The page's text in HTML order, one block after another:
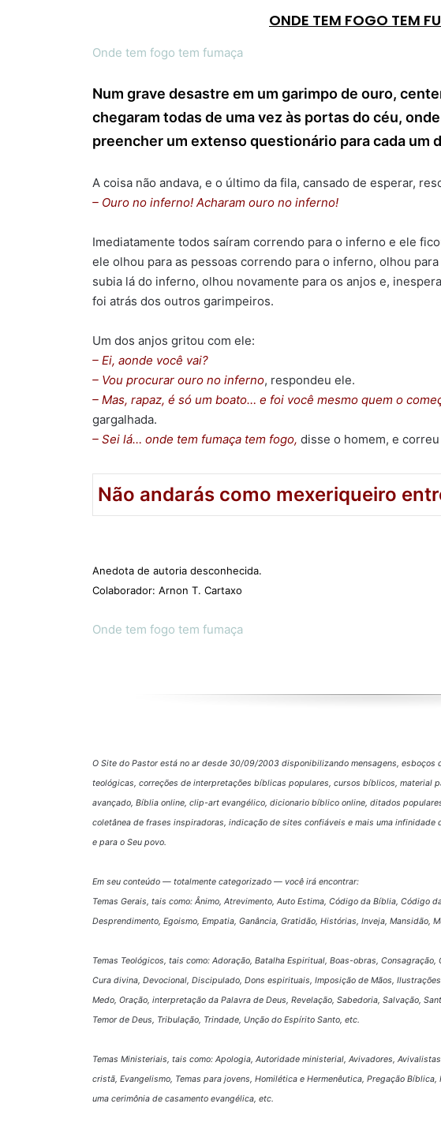
ONDE TEM FOGO TEM
Onde tem fogo tem fumaça
Num grave desastre em um garimpo de ouro,
chegaram todas de uma vez às portas do céu,
preencher um extenso questionário para cada um
A coisa não andava, e o último da fila, cansado de esperar,
– Ouro no inferno! Acharam ouro no inferno!
Imediatamente todos saíram correndo para o inferno e ele
ele olhou para as pessoas correndo para o inferno, olhou
subia lá do inferno, olhou novamente para os anjos e,
foi atrás dos outros garimpeiros.
Um dos anjos gritou com ele:
– Ei, aonde você vai?
– Vou procurar ouro no inferno, respondeu ele.
– Mas, rapaz, é só um boato… e foi você mesmo quem o
gargalhada.
– Sei lá… onde tem fumaça tem fogo, disse o homem, e
Não andarás como mexeriqueiro
Anedota de autoria desconhecida.
Colaborador: Arnon T. Cartaxo
Onde tem fogo tem fumaça
O Site do Pastor está no ar desde 30/09/2003 disponibilizando mensagens,
teológicas, correções de interpretações bíblicas populares, cursos bíblicos, material
avançado, Bíblia online, clip-art evangélico, dicionario bíblico online, ditados
coletânea de frases inspiradoras, indicação de sites confiáveis e mais uma infinidade
e para o Seu povo.
Em seu conteúdo — totalmente categorizado — você irá encontrar:
Temas Gerais, tais como: Ânimo, Atrevimento, Auto Estima, Código da Bíblia, Código
Desprendimento, Egoismo, Empatia, Ganância, Gratidão, Histórias, Inveja, Mansidão,
Temas Teológicos, tais como: Adoração, Batalha Espiritual, Boas-obras,
Cura divina, Devocional, Discipulado, Dons espirituais, Imposição de Mãos,
Medo, Oração, interpretação da Palavra de Deus, Revelação, Sabedoria, Salvação,
Temor de Deus, Tribulação, Trindade, Unção do Espírito Santo, etc.
Temas Ministeriais, tais como: Apologia, Autoridade ministerial, Avivadores,
cristã, Evangelismo, Temas para jovens, Homilética e Hermenêutica, Pregação
uma cerimônia de casamento evangélica, etc.